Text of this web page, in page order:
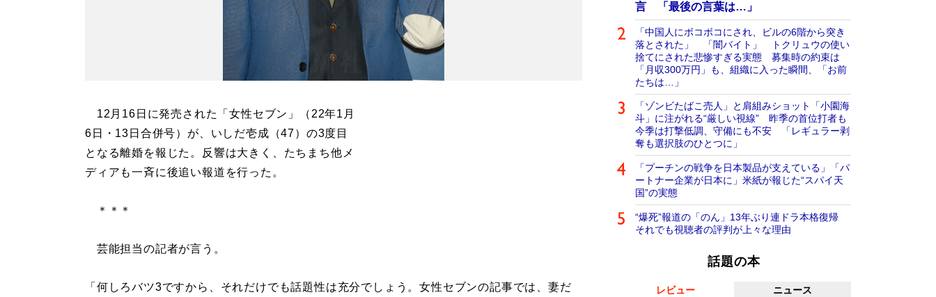
12月16日に発売された「女性セブン」（22年1月
6日・13日合併号）が、いしだ壱成（47）の3度目
となる離婚を報じた。反響は大きく、たちまち他メ
ディアも一斉に後追い報道を行った。
＊＊＊
芸能担当の記者が言う。
「何しろバツ3ですから、それだけでも話題性は充分でしょう。女性セブンの記事では、妻だ
言 「最後の言葉は…」
「中国人にボコボコにされ、ビルの6階から突き
落とされた」 「闇バイト」 トクリュウの使い
捨てにされた悲惨すぎる実態 募集時の約束は
「月収300万円」も、組織に入った瞬間、「お前
たちは…」
「ゾンビたばこ売人」と肩組みショット「小園海
斗」に注がれる“厳しい視線” 昨季の首位打者も
今季は打撃低調、守備にも不安 「レギュラー剥
奪も選択肢のひとつに」
「プーチンの戦争を日本製品が支えている」「パ
ートナー企業が日本に」米紙が報じた“スパイ天
国”の実態
“爆死”報道の「のん」13年ぶり連ドラ本格復帰
それでも視聴者の評判が上々な理由
話題の本
レビュー ニュース